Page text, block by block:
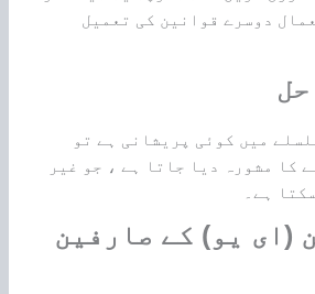
دوسرے قوانین کی تعمیل
میں کوئی پریشانی ہے تو
کا مشورہ دیا جاتا ہے ، جو غیر
ہے۔
(ای یو) کے صارفین